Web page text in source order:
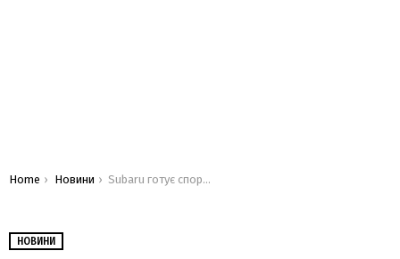
You are here:
Home Новини Subaru готує спортивний електромобіль з приставкою STI у назві
НОВИНИ